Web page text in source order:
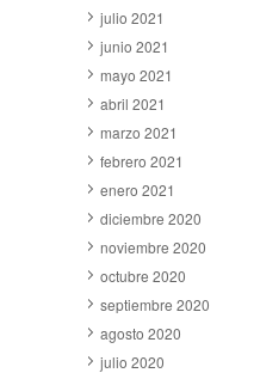
julio 2021
junio 2021
mayo 2021
abril 2021
marzo 2021
febrero 2021
enero 2021
diciembre 2020
noviembre 2020
octubre 2020
septiembre 2020
agosto 2020
julio 2020